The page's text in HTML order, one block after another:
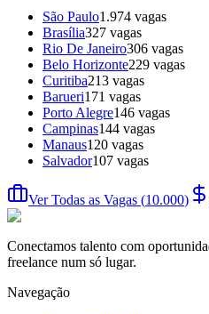
São Paulo1.974 vagas
Brasília327 vagas
Rio De Janeiro306 vagas
Belo Horizonte229 vagas
Curitiba213 vagas
Barueri171 vagas
Porto Alegre146 vagas
Campinas144 vagas
Manaus120 vagas
Salvador107 vagas
Ver Todas as Vagas (10.000)
Conectamos talento com
freelance num só lugar.
Navegação